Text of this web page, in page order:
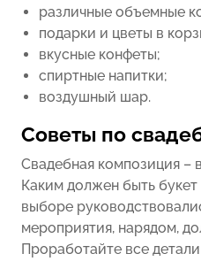
различные объемные
подарки и цветы в
вкусные конфеты;
спиртные напитки;
воздушный шар.
Советы по
Свадебная композиция –
Каким должен быть
выборе
мероприятия, нарядом,
Проработайте все